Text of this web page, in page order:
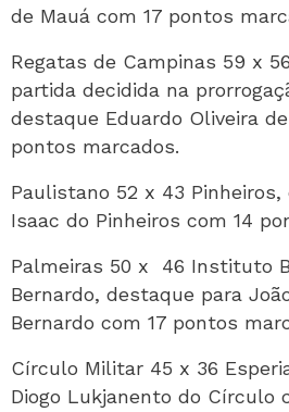
de Mauá com 17 pontos
Regatas de Campinas 59 x
partida decidida na
destaque Eduardo Oliveira
pontos marcados.
Paulistano 52 x 43
Isaac do Pinheiros com 14
Palmeiras 50 x 46 Instituto
Bernardo, destaque para
Bernardo com 17 pontos
Círculo Militar 45 x 36
Diogo Lukjanento do Círculo